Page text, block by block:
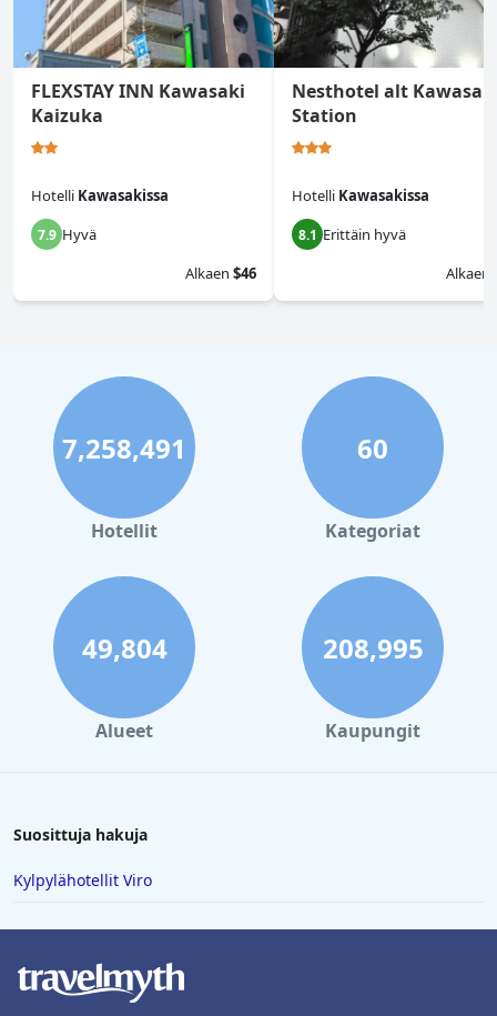
FLEXSTAY INN Kawasaki
Kaizuka
Hotelli Kawasakissa
7.9 Hyvä
Alkaen $46
Nesthotel alt
Station
Hotelli Kawasakissa
8.1 Erittäin hyvä
Alkaen
7,258,491
Hotellit
60
Kategoriat
49,804
Alueet
208,995
Kaupungit
Suosittuja hakuja
Kylpylähotellit Viro